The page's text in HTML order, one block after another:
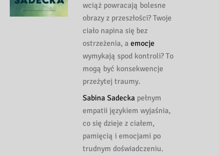
wciąż powracają bolesne
obrazy z przeszłości? Twoje
ciało napina się bez
ostrzeżenia, aemocje
wymykają spod kontroli? To
mogą być konsekwencje
przeżytej traumy.
Sabina Sadecka pełnym
empatii językiem wyjaśnia,
co się dzieje z ciałem,
pamięcią i emocjami po
trudnym doświadczeniu.